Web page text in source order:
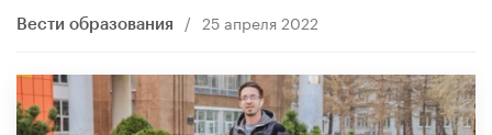
Вести образования / 25 апреля 2022